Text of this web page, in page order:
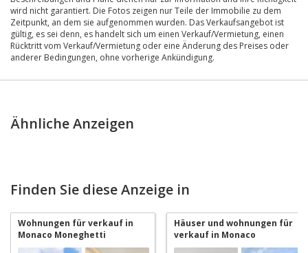
wird nicht garantiert. Die Fotos zeigen nur Teile der Immobilie zu dem
Zeitpunkt, an dem sie aufgenommen wurden. Das Verkaufsangebot ist
gültig, es sei denn, es handelt sich um einen Verkauf/Vermietung, einen
Rücktritt vom Verkauf/Vermietung oder eine Änderung des Preises oder
anderer Bedingungen, ohne vorherige Ankündigung.
Ähnliche Anzeigen
Finden Sie diese Anzeige in
Wohnungen für verkauf in
Monaco Moneghetti
Häuser und wohnungen für
verkauf in Monaco
Moneghetti